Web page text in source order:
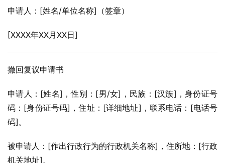
申请人：[姓名/单位名称]（签章）
[XXXX年XX月XX日]
撤回复议申请书
申请人：[姓名]，性别：[男/女]，民族：[汉族]，身份证号
码：[身份证号码]，住址：[详细地址]，联系电话：[电话号
码]。
被申请人：[作出行政行为的行政机关名称]，住所地：[行政
机关地址]。